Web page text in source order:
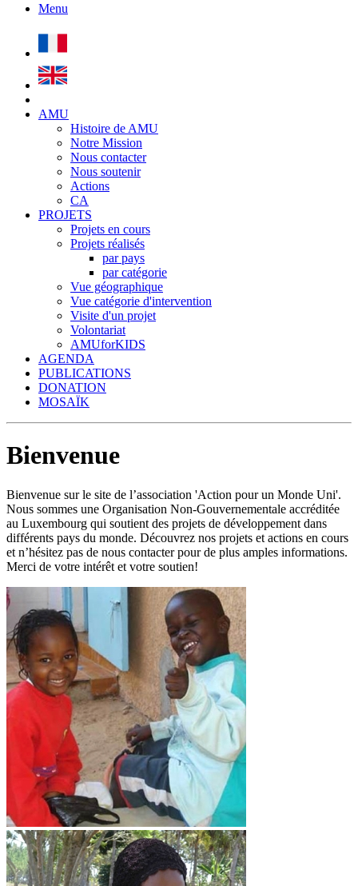
Menu
AMU
Histoire de AMU
Notre Mission
Nous contacter
Nous soutenir
Actions
CA
PROJETS
Projets en cours
Projets réalisés
par pays
par catégorie
Vue géographique
Vue catégorie d'intervention
Visite d'un projet
Volontariat
AMUforKIDS
AGENDA
PUBLICATIONS
DONATION
MOSAÏK
Bienvenue
Bienvenue sur le site de l’association 'Action pour un Monde Uni'.
Nous sommes une Organisation Non-Gouvernementale accréditée
au Luxembourg qui soutient des projets de développement dans
différents pays du monde. Découvrez nos projets et actions en cours
et n’hésitez pas de nous contacter pour de plus amples informations.
Merci de votre intérêt et votre soutien!